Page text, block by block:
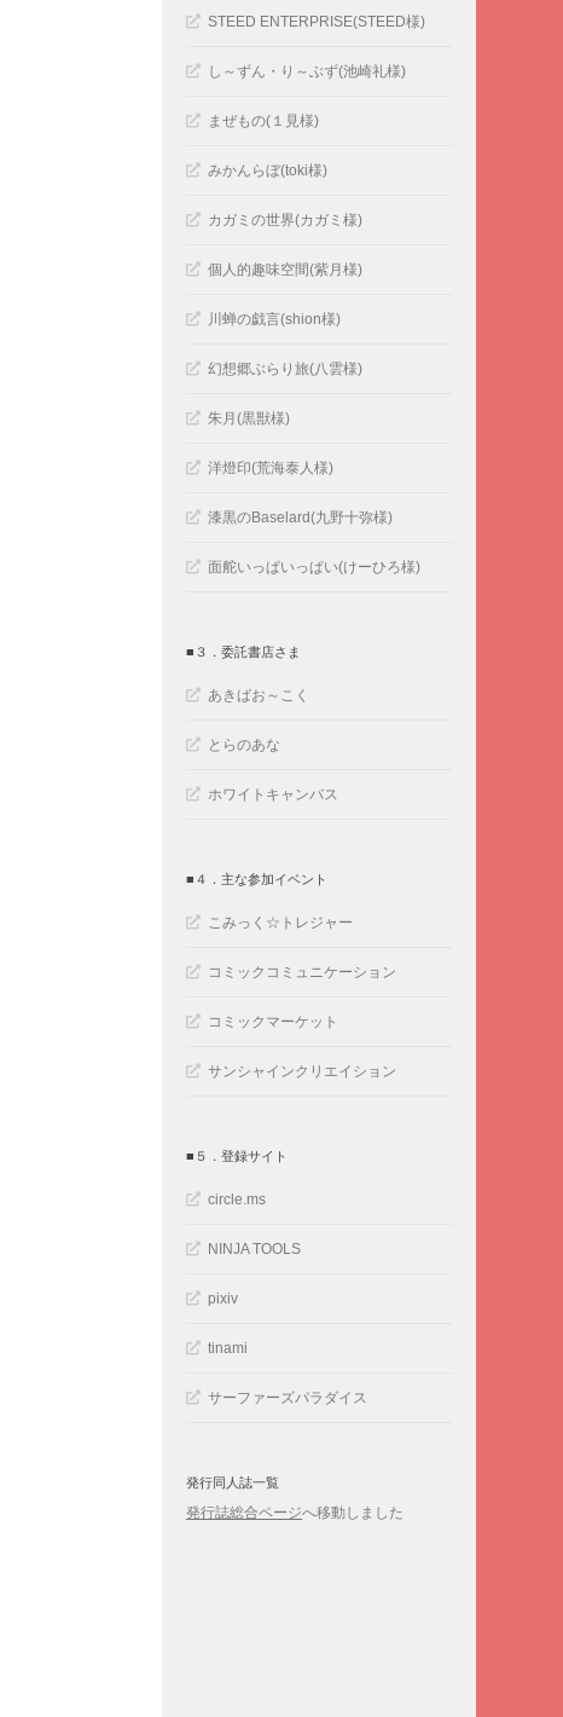
STEED ENTERPRISE(STEED様)
し～ずん・り～ぶず(池崎礼様)
まぜもの(１見様)
みかんらぼ(toki様)
カガミの世界(カガミ様)
個人的趣味空間(紫月様)
川蝉の戯言(shion様)
幻想郷ぶらり旅(八雲様)
朱月(黒獣様)
洋燈印(荒海泰人様)
漆黒のBaselard(九野十弥様)
面舵いっぱいっぱい(けーひろ様)
■３．委託書店さま
あきばお～こく
とらのあな
ホワイトキャンバス
■４．主な参加イベント
こみっく☆トレジャー
コミックコミュニケーション
コミックマーケット
サンシャインクリエイション
■５．登録サイト
circle.ms
NINJA TOOLS
pixiv
tinami
サーファーズパラダイス
発行同人誌一覧
発行誌総合ページへ移動しました